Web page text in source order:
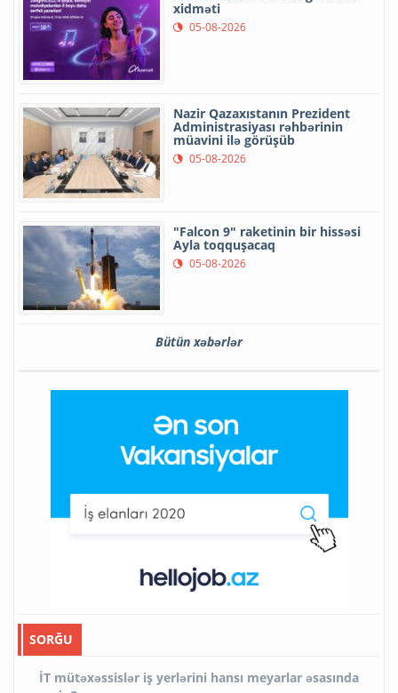
xidməti
05-08-2026
Nazir Qazaxıstanın Prezident
Administrasiyası rəhbərinin
müavini ilə görüşüb
05-08-2026
"Falcon 9" raketinin bir hissəsi
Ayla toqquşacaq
05-08-2026
Bütün xəbərlər
SORĞU
İT mütəxəssislər iş yerlərini hansı meyarlar əsasında